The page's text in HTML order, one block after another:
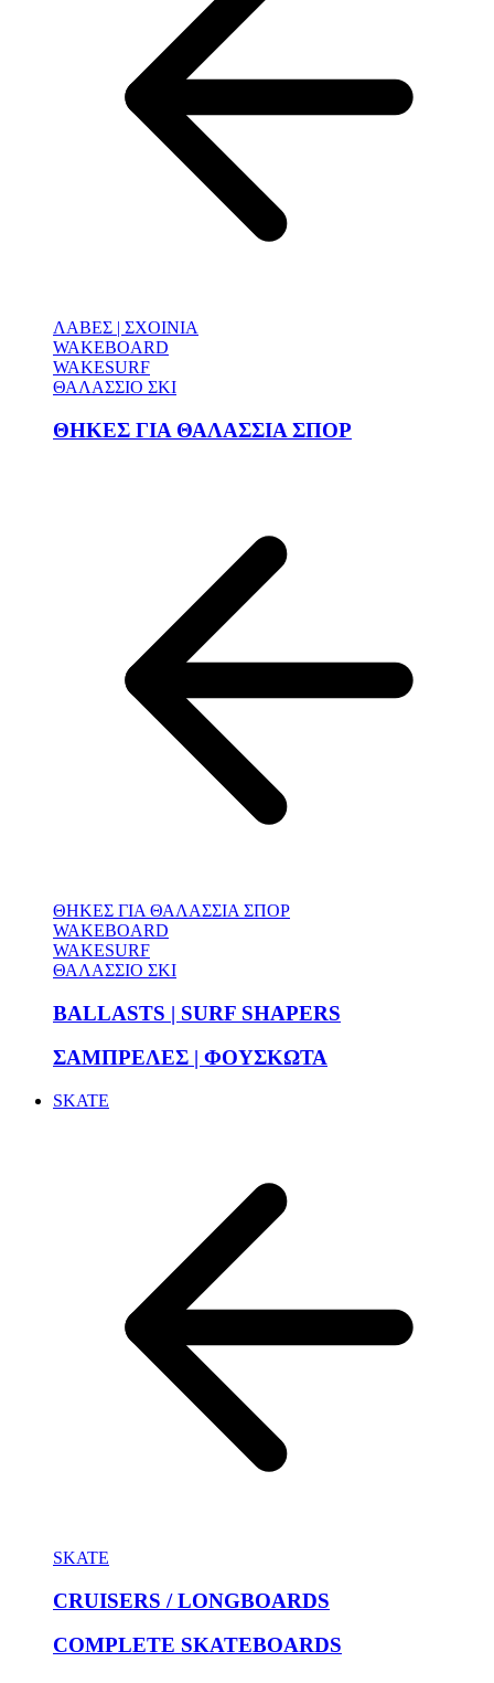
ΛΑΒΕΣ | ΣΧΟΙΝΙΑ
WAKEBOARD
WAKESURF
ΘΑΛΑΣΣΙΟ ΣΚΙ
ΘΗΚΕΣ ΓΙΑ ΘΑΛΑΣΣΙΑ ΣΠΟΡ
ΘΗΚΕΣ ΓΙΑ ΘΑΛΑΣΣΙΑ ΣΠΟΡ
WAKEBOARD
WAKESURF
ΘΑΛΑΣΣΙΟ ΣΚΙ
BALLASTS | SURF SHAPERS
ΣΑΜΠΡΕΛΕΣ | ΦΟΥΣΚΩΤΑ
SKATE
SKATE
CRUISERS / LONGBOARDS
COMPLETE SKATEBOARDS